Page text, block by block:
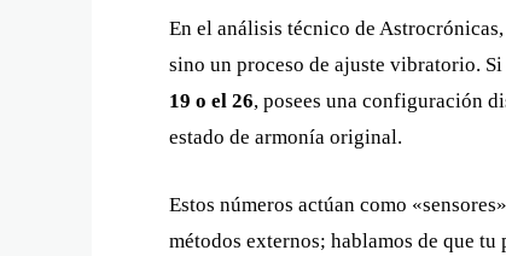
En el análisis técnico de
sino un proceso de ajuste vibratorio.
19 o el 26, posees una configuración
estado de armonía original.
Estos números actúan como
métodos externos; hablamos de que